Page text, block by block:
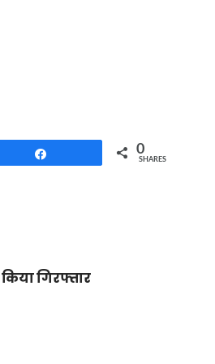
0
SHARES
गिरफ्तार